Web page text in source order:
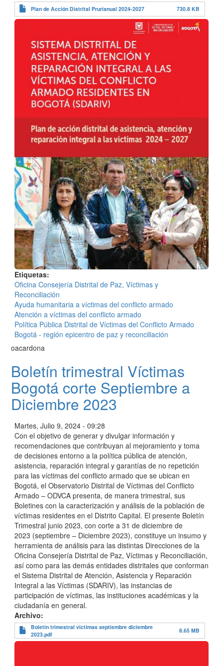
Plan de Acción Distrital Prurianual 2024-2027 730.8 KB
Etiquetas
Oficina Consejería Distrital de Paz, Víctimas y
Reconciliación
Ayuda humanitaria a víctimas del conflicto armado
Atención a víctimas del conflicto armado
Política Pública Distrital de Víctimas del Conflicto Armado
Bogotá - región epicentro de paz y reconciliación
oacardona
Boletín trimestral Víctimas
Bogotá corte Septiembre a
Diciembre 2023
Martes, Julio 9, 2024 - 09:28
Con el objetivo de generar y divulgar información y
recomendaciones que contribuyan al mejoramiento y toma
de decisiones entorno a la política pública de atención,
asistencia, reparación integral y garantías de no repetición
para las víctimas del conflicto armado que se ubican en
Bogotá, el Observatorio Distrital de Víctimas del Conflicto
Armado – ODVCA presenta, de manera trimestral, sus
Boletines con la caracterización y análisis de la población de
víctimas residentes en el Distrito Capital. El presente Boletín
Trimestral junio 2023, con corte a 31 de diciembre de
2023 (septiembre – Diciembre 2023), constituye un insumo y
herramienta de análisis para las distintas Direcciones de la
Oficina Consejería Distrital de Paz, Víctimas y Reconciliación,
así como para las demás entidades distritales que conforman
el Sistema Distrital de Atención, Asistencia y Reparación
Integral a las Víctimas (SDARIV), las instancias de
participación de víctimas, las instituciones académicas y la
ciudadanía en general.
Archivo
Boletin trimestral victimas septiembre diciembre
2023.pdf
8.65 MB